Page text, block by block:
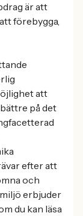
är att
förebygga,
att
på det
efter att
och
erbjuder
du kan läsa